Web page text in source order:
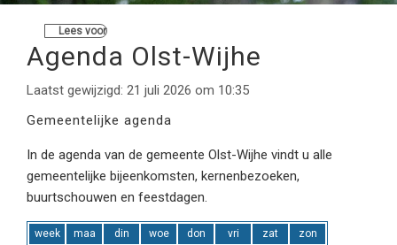
Lees voor
Agenda Olst-Wijhe
Laatst gewijzigd: 21 juli 2026 om 10:35
Gemeentelijke agenda
In de agenda van de gemeente Olst-Wijhe vindt u alle
gemeentelijke bijeenkomsten, kernenbezoeken,
buurtschouwen en feestdagen.
week maa din woe don vri zat
zon